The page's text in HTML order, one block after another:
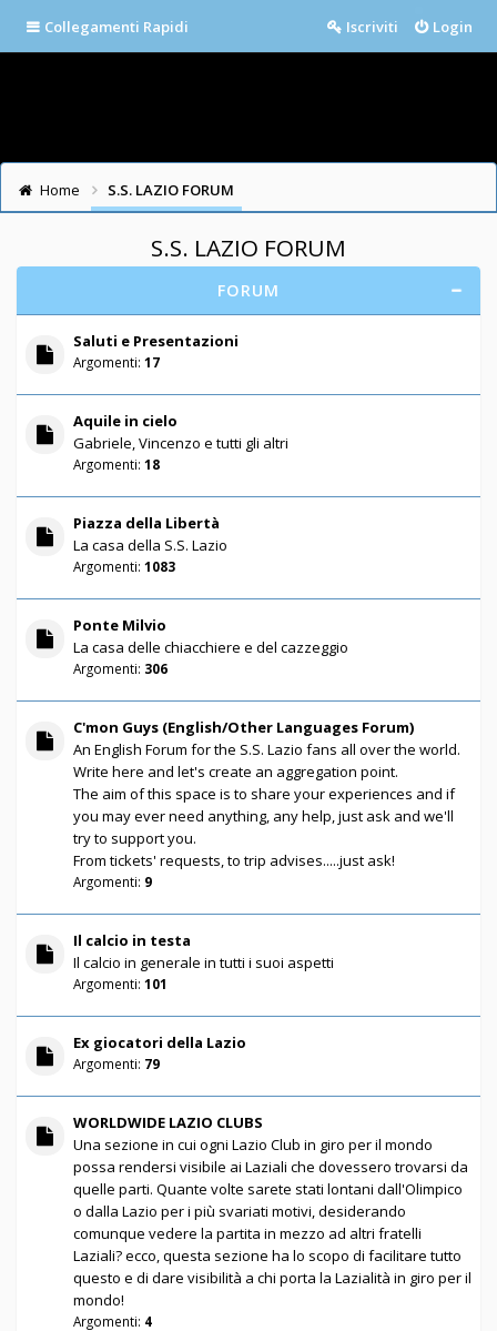
Collegamenti Rapidi Login
Iscriviti
Home S.S. LAZIO FORUM
S.S. LAZIO FORUM
FORUM
Saluti e Presentazioni
Argomenti: 17
Aquile in cielo
Gabriele, Vincenzo e tutti gli altri
Argomenti: 18
Piazza della Libertà
La casa della S.S. Lazio
Argomenti: 1083
Ponte Milvio
La casa delle chiacchiere e del cazzeggio
Argomenti: 306
C'mon Guys (English/Other Languages Forum)
An English Forum for the S.S. Lazio fans all over the world.
Write here and let's create an aggregation point.
The aim of this space is to share your experiences and if
you may ever need anything, any help, just ask and we'll
try to support you.
From tickets' requests, to trip advises.....just ask!
Argomenti: 9
Il calcio in testa
Il calcio in generale in tutti i suoi aspetti
Argomenti: 101
Ex giocatori della Lazio
Argomenti: 79
WORLDWIDE LAZIO CLUBS
Una sezione in cui ogni Lazio Club in giro per il mondo
possa rendersi visibile ai Laziali che dovessero trovarsi da
quelle parti. Quante volte sarete stati lontani dall'Olimpico
o dalla Lazio per i più svariati motivi, desiderando
comunque vedere la partita in mezzo ad altri fratelli
Laziali? ecco, questa sezione ha lo scopo di facilitare tutto
questo e di dare visibilità a chi porta la Lazialità in giro per il
mondo!
Argomenti: 4